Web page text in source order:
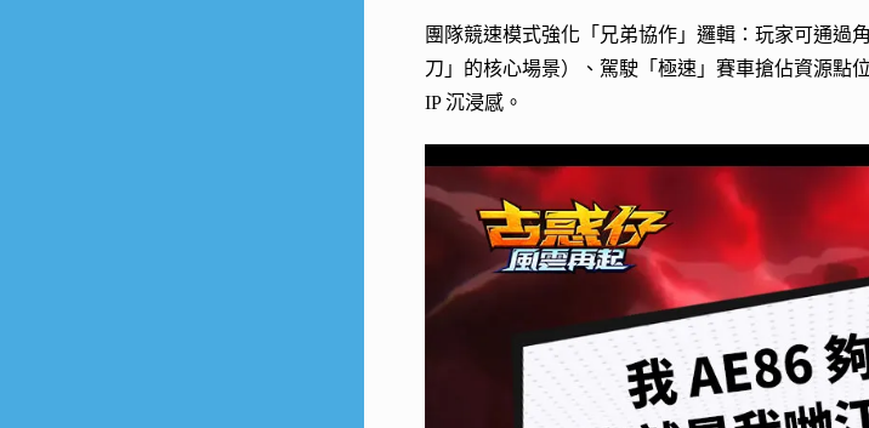
團隊競速模式強化「兄弟協作」邏輯：玩家可通過
刀」的核心場景）、駕駛「極速」賽車搶佔資源點
IP 沉浸感。